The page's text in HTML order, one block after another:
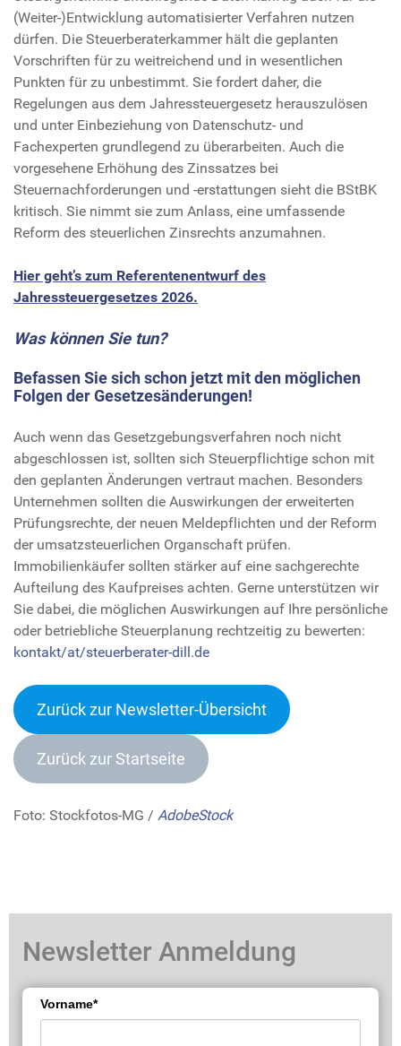
(Weiter-)Entwicklung automatisierter Verfahren nutzen
dürfen. Die Steuerberaterkammer hält die geplanten
Vorschriften für zu weitreichend und in wesentlichen
Punkten für zu unbestimmt. Sie fordert daher, die
Regelungen aus dem Jahressteuergesetz herauszulösen
und unter Einbeziehung von Datenschutz- und
Fachexperten grundlegend zu überarbeiten. Auch die
vorgesehene Erhöhung des Zinssatzes bei
Steuernachforderungen und -erstattungen sieht die BStBK
kritisch. Sie nimmt sie zum Anlass, eine umfassende
Reform des steuerlichen Zinsrechts anzumahnen.
Hier geht’s zum Referentenentwurf des
Jahressteuergesetzes 2026.
Was können Sie tun?
Befassen Sie sich schon jetzt mit den möglichen
Folgen der Gesetzesänderungen!
Auch wenn das Gesetzgebungsverfahren noch nicht
abgeschlossen ist, sollten sich Steuerpflichtige schon mit
den geplanten Änderungen vertraut machen. Besonders
Unternehmen sollten die Auswirkungen der erweiterten
Prüfungsrechte, der neuen Meldepflichten und der Reform
der umsatzsteuerlichen Organschaft prüfen.
Immobilienkäufer sollten stärker auf eine sachgerechte
Aufteilung des Kaufpreises achten. Gerne unterstützen wir
Sie dabei, die möglichen Auswirkungen auf Ihre persönliche
oder betriebliche Steuerplanung rechtzeitig zu bewerten:
kontakt/at/steuerberater-dill.de
Zurück zur Newsletter-Übersicht
Zurück zur Startseite
Foto: Stockfotos-MG / AdobeStock
Newsletter Anmeldung
Vorname*